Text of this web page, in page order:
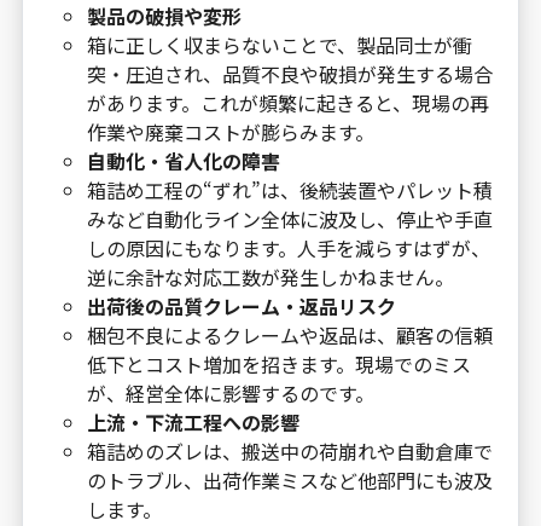
製品の破損や変形
箱に正しく収まらないことで、製品同士が衝
突・圧迫され、品質不良や破損が発生する場合
があります。これが頻繁に起きると、現場の再
作業や廃棄コストが膨らみます。
自動化・省人化の障害
箱詰め工程の“ずれ”は、後続装置やパレット積
みなど自動化ライン全体に波及し、停止や手直
しの原因にもなります。人手を減らすはずが、
逆に余計な対応工数が発生しかねません。
出荷後の品質クレーム・返品リスク
梱包不良によるクレームや返品は、顧客の信頼
低下とコスト増加を招きます。現場でのミス
が、経営全体に影響するのです。
上流・下流工程への影響
箱詰めのズレは、搬送中の荷崩れや自動倉庫で
のトラブル、出荷作業ミスなど他部門にも波及
します。